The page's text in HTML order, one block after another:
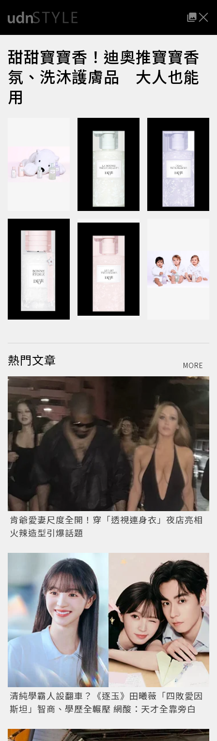
甜甜寶寶香！迪奧推寶寶香
氛、洗沐護膚品 大人也能
用
熱門文章 MORE
肯爺愛妻尺度全開！穿「透視連身衣」夜店亮相
火辣造型引爆話題
清純學霸人設翻車？《逐玉》田曦薇「四敗愛因
斯坦」智商、學歷全輾壓 網酸：天才全靠旁白